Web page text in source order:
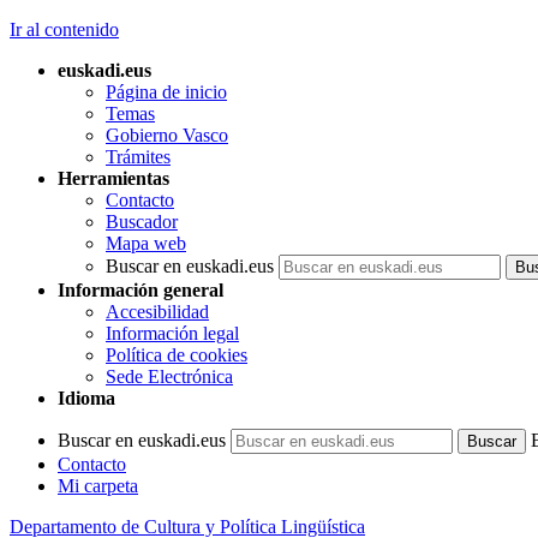
Ir al contenido
euskadi.eus
Página de inicio
Temas
Gobierno Vasco
Trámites
Herramientas
Contacto
Buscador
Mapa web
Buscar en euskadi.eus
Información general
Accesibilidad
Información legal
Política de cookies
Sede Electrónica
Idioma
Buscar en euskadi.eus
Contacto
Mi carpeta
Departamento de Cultura y Política Lingüística